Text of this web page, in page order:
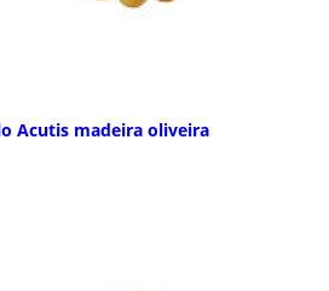
Acutis madeira oliveira